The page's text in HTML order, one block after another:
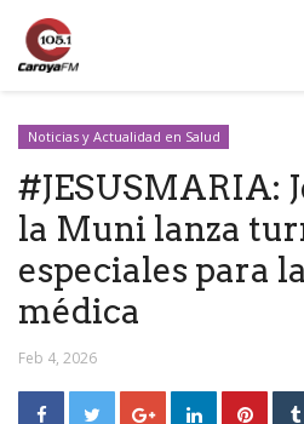
Noticias y Actualidad en Salud
#JESUSMARIA:
la Muni lanza
especiales para
médica
Feb 4, 2026